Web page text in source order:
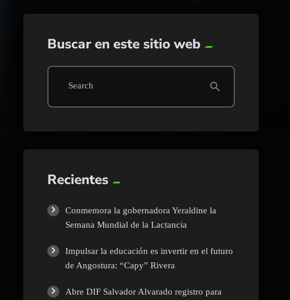
Buscar en este sitio web
Search search
Recientes
Conmemora la gobernadora Yeraldine la
Semana Mundial de la Lactancia
Impulsar la educación es invertir en el futuro
de Angostura: “Capy” Rivera
Abre DIF Salvador Alvarado registro para